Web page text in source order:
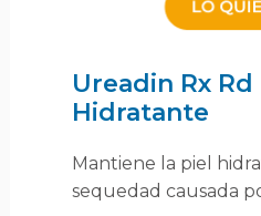
Ureadin Rx
Hidratante
Mantiene la piel
sequedad causada